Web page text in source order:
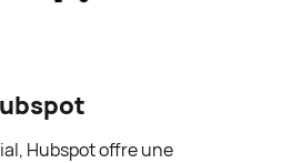
Hubspot offre une